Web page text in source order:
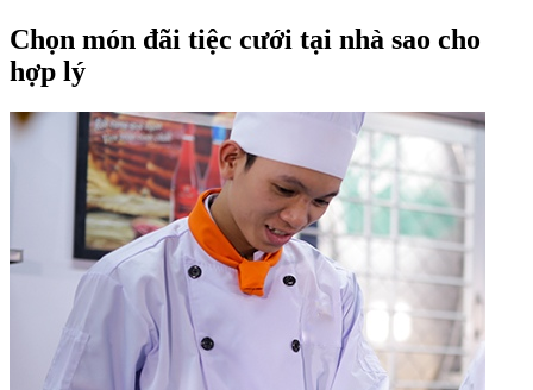
Chọn món đãi tiệc cưới tại nhà sao cho
hợp lý